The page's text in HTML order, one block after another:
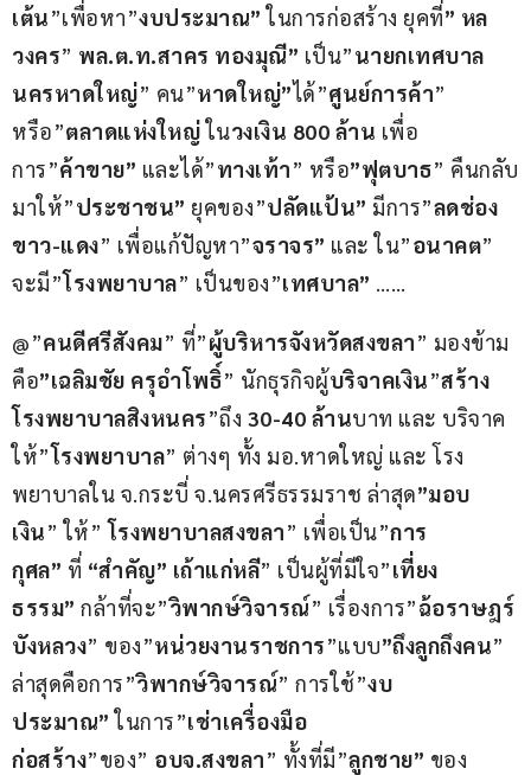
เต้น”เพื่อหา”งบประมาณ” ในการก่อสร้าง ยุคที่” หล
วงคร” พล.ต.ท.สาคร ทองมุณี” เป็น”นายกเทศบาล
นครหาดใหญ่” คน”หาดใหญ่”ได้”ศูนย์การค้า”
หรือ”ตลาดแห่งใหญ่ ในวงเงิน 800 ล้าน เพื่อ
การ”ค้าขาย” และได้”ทางเท้า” หรือ”ฟุตบาธ” คืนกลับ
มาให้”ประชาชน” ยุคของ”ปลัดแป้น” มีการ”ลดช่อง
ขาว-แดง” เพื่อแก้ปัญหา”จราจร” และ ใน”อนาคต”
จะมี”โรงพยาบาล” เป็นของ”เทศบาล” ……
@”คนดีศรีสังคม” ที่”ผู้บริหารจังหวัดสงขลา” มองข้าม
คือ”เฉลิมชัย ครุอำโพธิ์” นักธุรกิจผู้บริจาคเงิน”สร้าง
โรงพยาบาลสิงหนคร”ถึง 30-40 ล้านบาท และ บริจาค
ให้”โรงพยาบาล” ต่างๆ ทั้ง มอ.หาดใหญ่ และ โรง
พยาบาลใน จ.กระบี่ จ.นครศรีธรรมราช ล่าสุด”มอบ
เงิน” ให้” โรงพยาบาลสงขลา” เพื่อเป็น”การ
กุศล” ที่ “สำคัญ” เถ้าแก่หลี” เป็นผู้ที่มีใจ”เที่ยง
ธรรม” กล้าที่จะ”วิพากษ์วิจารณ์” เรื่องการ”ฉ้อราษฎร์
บังหลวง” ของ”หน่วยงานราชการ”แบบ”ถึงลูกถึงคน”
ล่าสุดคือการ”วิพากษ์วิจารณ์” การใช้”งบ
ประมาณ” ในการ”เช่าเครื่องมือ
ก่อสร้าง”ของ” อบจ.สงขลา” ทั้งที่มี”ลูกชาย” ของ